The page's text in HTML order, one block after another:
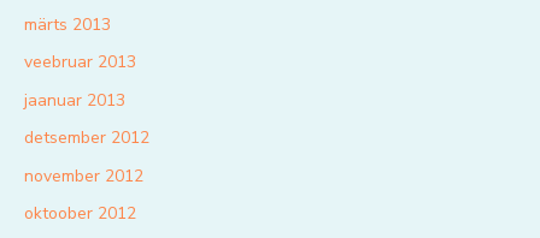
märts 2013
veebruar 2013
jaanuar 2013
detsember 2012
november 2012
oktoober 2012